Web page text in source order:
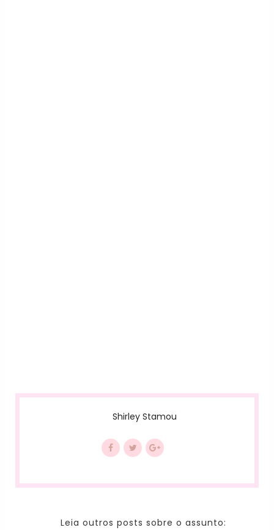
Shirley Stamou
Leia outros posts sobre o assunto: